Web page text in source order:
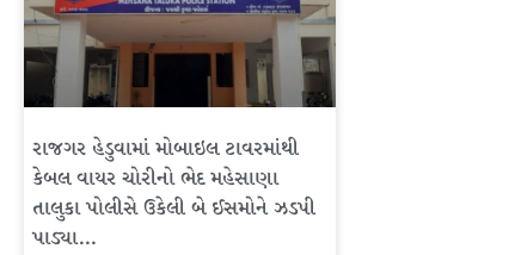
રાજગર હેડુવામાં મોબાઇલ ટાવરમાંથી
કેબલ વાયર ચોરીનો ભેદ મહેસાણા
તાલુકા પોલીસે ઉકેલી બે ઈસમોને ઝડપી
પાડ્યા…